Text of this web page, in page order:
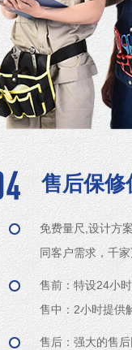
售后保修
免费量尺,设计方
同客户需求，千
售前：特设24小
售中：2小时提供
售后：强大的售